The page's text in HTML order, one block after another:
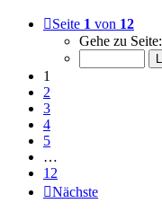
Seite 1 von 12
Gehe zu Seite:
1
2
3
4
5
…
12
Nächste